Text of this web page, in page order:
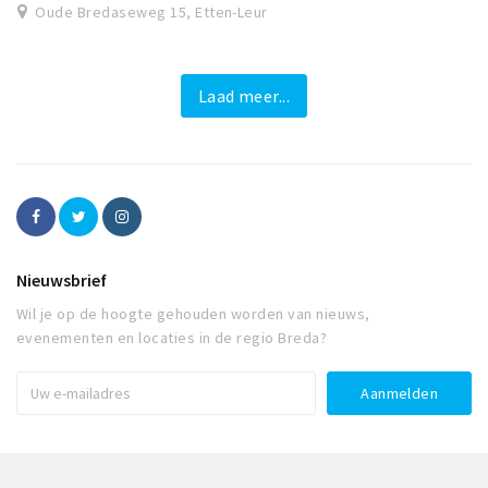
Oude Bredaseweg 15, Etten-Leur
Laad meer...
Nieuwsbrief
Wil je op de hoogte gehouden worden van nieuws,
evenementen en locaties in de regio Breda?